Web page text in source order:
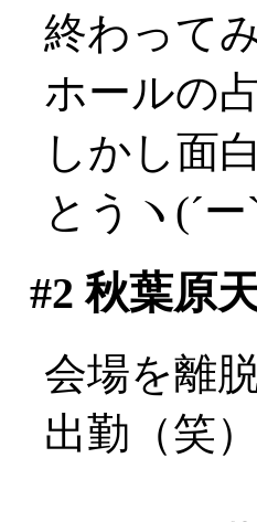
終わって
ホールの
しかし面
とうヽ(´ー
#2 秋葉原
会場を離
出勤（笑）